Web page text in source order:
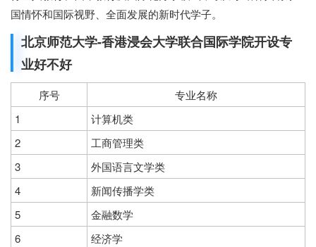
国情怀和国际视野、全面发展的新时代学子。
北京师范大学-香港浸会大学联合国际学院开设专
业好不好
序号
专业名称
1
计算机类
2
工商管理类
3
外国语言文学类
4
新闻传播学类
5
金融数学
6
经济学